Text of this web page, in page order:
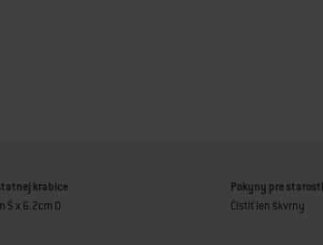
krabice
Š x 6.2cm D
Pokyny pre
Čistiť len škvrny